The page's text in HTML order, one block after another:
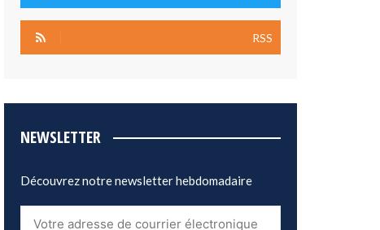
RSS
NEWSLETTER
Découvrez notre newsletter hebdomadaire